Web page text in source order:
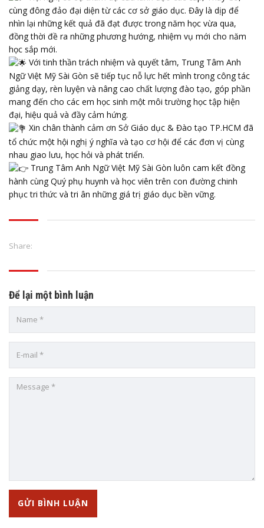
cùng đông đảo đại diện từ các cơ sở giáo dục. Đây là dịp để
nhìn lại những kết quả đã đạt được trong năm học vừa qua,
đồng thời đề ra những phương hướng, nhiệm vụ mới cho năm
học sắp mới.
Với tinh thần trách nhiệm và quyết tâm, Trung Tâm Anh
Ngữ Việt Mỹ Sài Gòn sẽ tiếp tục nỗ lực hết mình trong công tác
giảng dạy, rèn luyện và nâng cao chất lượng đào tạo, góp phần
mang đến cho các em học sinh một môi trường học tập hiện
đại, hiệu quả và đầy cảm hứng.
Xin chân thành cảm ơn Sở Giáo dục & Đào tạo TP.HCM đã
tổ chức một hội nghị ý nghĩa và tạo cơ hội để các đơn vị cùng
nhau giao lưu, học hỏi và phát triển.
Trung Tâm Anh Ngữ Việt Mỹ Sài Gòn luôn cam kết đồng
hành cùng Quý phụ huynh và học viên trên con đường chinh
phục tri thức và tri ân những giá trị giáo dục bền vững.
Share:
Để lại một bình luận